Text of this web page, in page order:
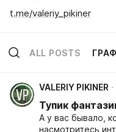
t.me/valeriy_pikiner
ALL POSTS
VALERIY PIKINER
Тупик
А у вас бывало,
насмотритесь